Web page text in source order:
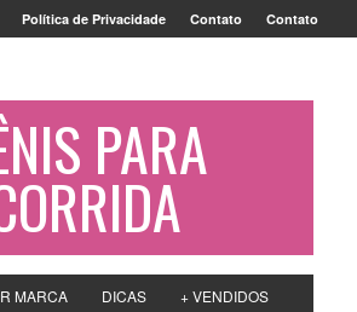
Política de Privacidade Contato Contato
PARA
MARCA DICAS + VENDIDOS